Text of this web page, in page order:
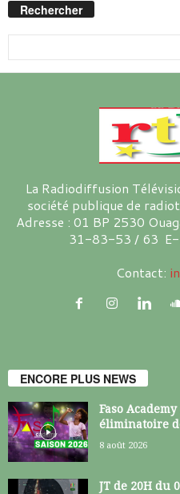
Rechercher
La Radiodiffusion
société publique de
Adresse : 01 BP 2530
31-83-53 / 63
Contact:
ENCORE PLUS NEWS
Faso
éliminatoire
8 août 2026
JT de 20H du